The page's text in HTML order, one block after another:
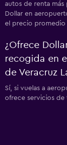
autos de renta
Dollar en
el precio promedio
¿Ofrece
recogida en
de Veracruz
Sí, si vuelas a
ofrece servicios de